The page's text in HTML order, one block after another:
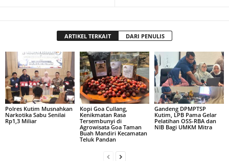
ARTIKEL TERKAIT DARI PENULIS
Polres Kutim Musnahkan
Narkotika Sabu Senilai
Rp1,3 Miliar
Kopi Goa Cullang,
Kenikmatan Rasa
Tersembunyi di
Agrowisata Goa Taman
Buah Mandiri Kecamatan
Teluk Pandan
Gandeng DPMPTSP
Kutim, LPB Pama Gelar
Pelatihan OSS-RBA dan
NIB Bagi UMKM Mitra